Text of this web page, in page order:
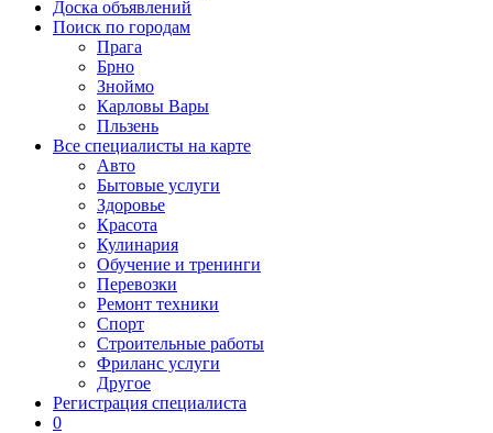
Доска объявлений
Поиск по городам
Прага
Брно
Зноймо
Карловы Вары
Пльзень
Все специалисты на карте
Авто
Бытовые услуги
Здоровье
Красота
Кулинария
Обучение и тренинги
Перевозки
Ремонт техники
Спорт
Строительные работы
Фриланс услуги
Другое
Регистрация специалиста
0